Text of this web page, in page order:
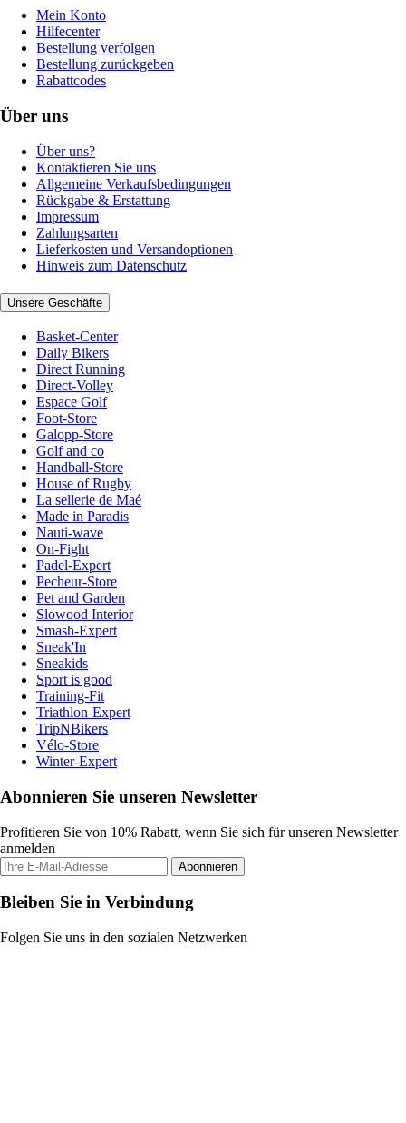
Mein Konto
Hilfecenter
Bestellung verfolgen
Bestellung zurückgeben
Rabattcodes
Über uns
Über uns?
Kontaktieren Sie uns
Allgemeine Verkaufsbedingungen
Rückgabe & Erstattung
Impressum
Zahlungsarten
Lieferkosten und Versandoptionen
Hinweis zum Datenschutz
Unsere Geschäfte
Basket-Center
Daily Bikers
Direct Running
Direct-Volley
Espace Golf
Foot-Store
Galopp-Store
Golf and co
Handball-Store
House of Rugby
La sellerie de Maé
Made in Paradis
Nauti-wave
On-Fight
Padel-Expert
Pecheur-Store
Pet and Garden
Slowood Interior
Smash-Expert
Sneak'In
Sneakids
Sport is good
Training-Fit
Triathlon-Expert
TripNBikers
Vélo-Store
Winter-Expert
Abonnieren Sie unseren Newsletter
Profitieren Sie von 10% Rabatt, wenn Sie sich für unseren Newsletter
anmelden
Abonnieren
Bleiben Sie in Verbindung
Folgen Sie uns in den sozialen Netzwerken